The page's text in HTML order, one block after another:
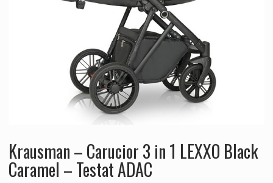
Krausman – Carucior 3 in 1 LEXXO Black
Caramel – Testat ADAC